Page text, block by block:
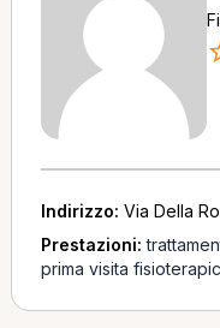
Indirizzo: Via Della
Prestazioni:
prima visita